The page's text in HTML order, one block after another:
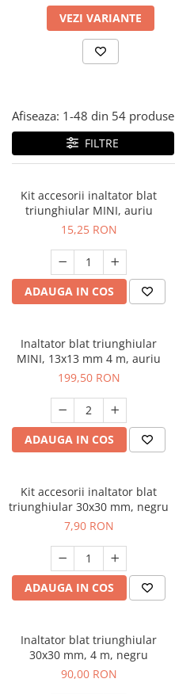
Solutii de curatat & adezivi
Canturi ABS
Clesti/ patenti
Alte scule & unelte
VEZI VARIANTE
Afiseaza: 1-48 din 54 produse
FILTRE
Kit accesorii inaltator blat
triunghiular MINI, auriu
15,25 RON
ADAUGA IN COS
Inaltator blat triunghiular
MINI, 13x13 mm 4 m, auriu
199,50 RON
ADAUGA IN COS
Kit accesorii inaltator blat
triunghiular 30x30 mm, negru
7,90 RON
ADAUGA IN COS
Inaltator blat triunghiular
30x30 mm, 4 m, negru
90,00 RON